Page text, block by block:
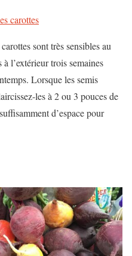
carottes
sont très sensibles au
l’extérieur trois semaines
Lorsque les semis
les à 2 ou 3 pouces de
d’espace pour